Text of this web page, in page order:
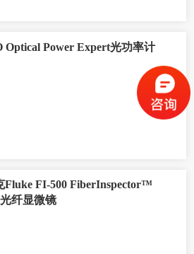
Optical Power Expert光功率计
Fluke FI-500 FiberInspector™
纤显微镜